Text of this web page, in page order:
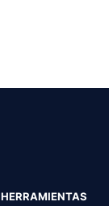
HERRAMIENTAS